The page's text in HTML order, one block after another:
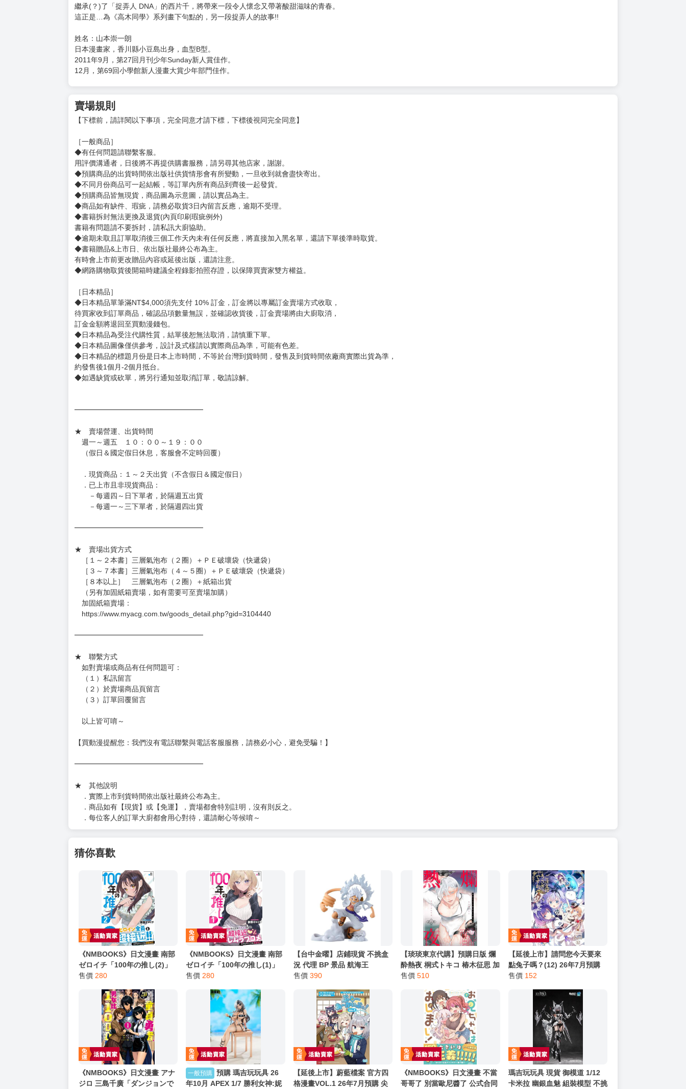
繼承(？)了「捉弄人 DNA」的西片千，將帶來一段令人懷念又帶著酸甜滋味的青春。
這正是…為《高木同學》系列畫下句點的，另一段捉弄人的故事!!
姓名：山本崇一朗
日本漫畫家，香川縣小豆島出身，血型B型。
2011年9月，第27回月刊少年Sunday新人賞佳作。
12月，第69回小學館新人漫畫大賞少年部門佳作。
賣場規則
【下標前，請詳閱以下事項，完全同意才請下標，下標後視同完全同意】
［一般商品］
◆有任何問題請聯繫客服。
用評價溝通者，日後將不再提供購書服務，請另尋其他店家，謝謝。
◆預購商品的出貨時間依出版社供貨情形會有所變動，一旦收到就會盡快寄出。
◆不同月份商品可一起結帳，等訂單內所有商品到齊後一起發貨。
◆預購商品皆無現貨，商品圖為示意圖，請以實品為主。
◆商品如有缺件、瑕疵，請務必取貨3日內留言反應，逾期不受理。
◆書籍拆封無法更換及退貨(內頁印刷瑕疵例外)
書籍有問題請不要拆封，請私訊大廚協助。
◆逾期未取且訂單取消後三個工作天內未有任何反應，將直接加入黑名單，還請下單後準時取貨。
◆書籍贈品&上市日、依出版社最終公布為主。
有時會上市前更改贈品內容或延後出版，還請注意。
◆網路購物取貨後開箱時建議全程錄影拍照存證，以保障買賣家雙方權益。
［日本精品］
◆日本精品單筆滿NT$4,000須先支付 10% 訂金，訂金將以專屬訂金賣場方式收取，
待買家收到訂單商品，確認品項數量無誤，並確認收貨後，訂金賣場將由大廚取消，
訂金金額將退回至買動漫錢包。
◆日本精品為受注代購性質，結單後恕無法取消，請慎重下單。
◆日本精品圖像僅供參考，設計及式樣請以實際商品為準，可能有色差。
◆日本精品的標題月份是日本上市時間，不等於台灣到貨時間，發售及到貨時間依廠商實際出貨為準，
約發售後1個月-2個月抵台。
◆如遇缺貨或砍單，將另行通知並取消訂單，敬請諒解。
━━━━━━━━━━━━━━━━━━
★ 賣場營運、出貨時間
週一～週五 １０：００～１９：００
（假日＆國定假日休息，客服會不定時回覆）
．現貨商品：１～２天出貨（不含假日＆國定假日）
．已上市且非現貨商品：
－每週四～日下單者，於隔週五出貨
－每週一～三下單者，於隔週四出貨
━━━━━━━━━━━━━━━━━━
★ 賣場出貨方式
［１～２本書］三層氣泡布（２圈）＋ＰＥ破壞袋（快遞袋）
［３～７本書］三層氣泡布（４～５圈）＋ＰＥ破壞袋（快遞袋）
［８本以上］ 三層氣泡布（２圈）＋紙箱出貨
（另有加固紙箱賣場，如有需要可至賣場加購）
加固紙箱賣場：
https://www.myacg.com.tw/goods_detail.php?gid=3104440
━━━━━━━━━━━━━━━━━━
★ 聯繫方式
如對賣場或商品有任何問題可：
（１）私訊留言
（２）於賣場商品頁留言
（３）訂單回覆留言
以上皆可唷～
【買動漫提醒您：我們沒有電話聯繫與電話客服服務，請務必小心，避免受騙！】
━━━━━━━━━━━━━━━━━━
★ 其他說明
．實際上市到貨時間依出版社最終公布為主。
．商品如有【現貨】或【免運】，賣場都會特別註明，沒有則反之。
．每位客人的訂單大廚都會用心對待，還請耐心等候唷～
猜你喜歡
《NMBOOKS》日文漫畫 南部
ゼロイチ「100年の推し(2)」
售價 280
《NMBOOKS》日文漫畫 南部
ゼロイチ「100年の推し(1)」
售價 280
【台中金曜】店鋪現貨 不挑盒
況 代理 BP 景品 航海王
figlife! 蒙其·D·魯夫 五檔vol.1
售價 390
【琰琰東京代購】預購日版 爛
酔熱夜 桐式トキコ 椿木征思 加
白累
售價 510
【延後上市】請問您今天要來
點兔子嗎？(12) 26年7月預購
尖端 漫畫 買動漫 ▲
售價 152
《NMBOOKS》日文漫畫 アナ
ジロ 三島千廣「ダンジョンで
一般預購 預購 瑪吉玩玩具 26
年10月 APEX 1/7 勝利女神:妮
【延後上市】蔚藍檔案 官方四
格漫畫VOL.1 26年7月預購 尖
《NMBOOKS》日文漫畫 不當
哥哥了 別當歐尼醬了 公式合同
瑪吉玩玩具 現貨 御模道 1/12
卡米拉 幽銀血魅 組裝模型 不挑